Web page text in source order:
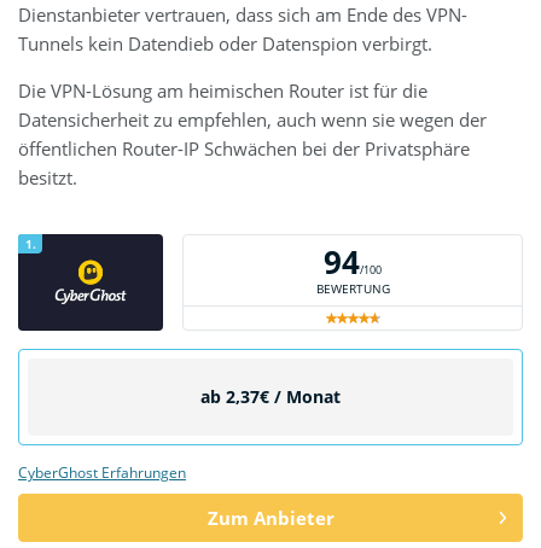
Dienstanbieter vertrauen, dass sich am Ende des VPN-
Tunnels kein Datendieb oder Datenspion verbirgt.
Die VPN-Lösung am heimischen Router ist für die
Datensicherheit zu empfehlen, auch wenn sie wegen der
öffentlichen Router-IP Schwächen bei der Privatsphäre
besitzt.
1. 94/100
BEWERTUNG
ab 2,37€ / Monat
CyberGhost Erfahrungen
Zum Anbieter